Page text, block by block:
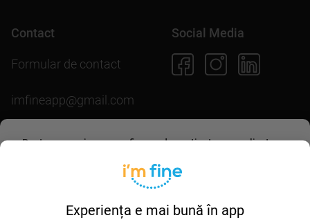
Pentru scopuri precum afișarea de conținut personalizat,
navigării pe acest site înseamnă că ești de acord să
permiți colectarea de informații prin cookie-uri.
Experiența e mai bună în app
Contact
Formular de contact
imfineapp@gmail.com
Social Media